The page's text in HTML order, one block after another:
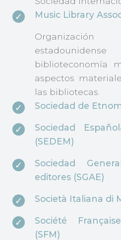
Music Library
biblioteconomía
aspectos
las bibliotecas.
Sociedad de
Sociedad
(SEDEM)
Sociedad
editores (SGAE)
Società Italiana di
Société
(SFM)